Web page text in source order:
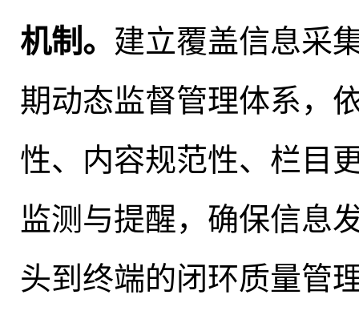
机制 。 建立覆盖信息采
期动态监督管理体系 ，
性、内容规范性、栏目
监测与提醒， 确保信息
头到终端的闭环质量管